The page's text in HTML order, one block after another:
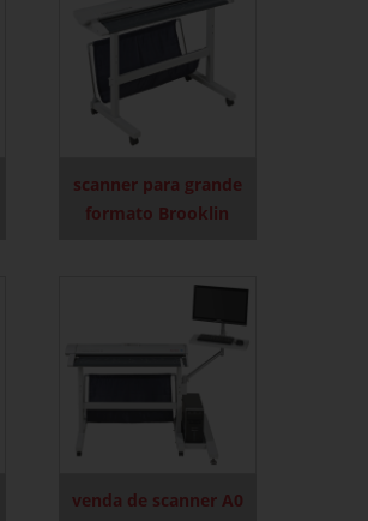
scanner para grande
formato Brooklin
venda de scanner A0